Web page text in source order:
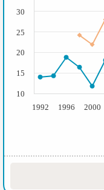
人気コスプ
大分違う｢本
生活総研 上席研
前沢 裕文
日本人男性の
1992 1996 2000
10
20
15
25
30